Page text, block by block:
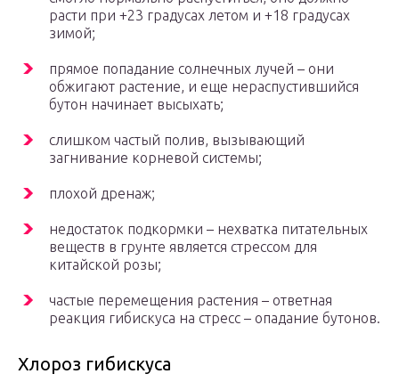
расти при +23 градусах летом и +18 градусах
зимой;
прямое попадание солнечных лучей – они
обжигают растение, и еще нераспустившийся
бутон начинает высыхать;
слишком частый полив, вызывающий
загнивание корневой системы;
плохой дренаж;
недостаток подкормки – нехватка питательных
веществ в грунте является стрессом для
китайской розы;
частые перемещения растения – ответная
реакция гибискуса на стресс – опадание бутонов.
Хлороз гибискуса